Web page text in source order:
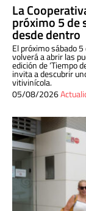
La
próximo 5 de
desde dentro
El próximo sábado
volverá a abrir las
edición de ‘Tiempo
invita a descubrir
vitivinícola.
05/08/2026